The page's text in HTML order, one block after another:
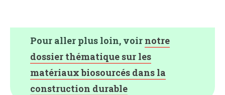
Pour aller plus loin, voir notre
dossier thématique sur les
matériaux biosourcés dans la
construction durable